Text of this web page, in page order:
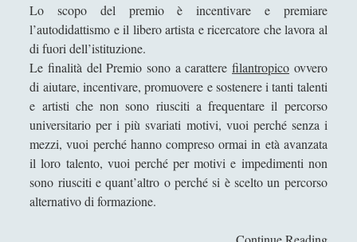
► Libri Recensiti (441)
► Random(28)
Ironia(7)
► Un Po’ Di Narrativa(7)
Attualità (12)
► Azione Filosofica (4)
► Cinema e Serie(15)
Lo scopo del premio è incentivare e premiare
l’autodidattismo e il libero artista e ricercatore che lavora al
di fuori dell’istituzione.
Le finalità del Premio sono a caratterefilantropico ovvero
di aiutare, incentivare, promuovere e sostenere i tanti talenti
e artisti che non sono riusciti a frequentare il percorso
universitario per i più svariati motivi, vuoi perché senza i
mezzi, vuoi perché hanno compreso ormai in età avanzata
il loro talento, vuoi perché per motivi e impedimenti non
sono riusciti e quant’altro o perché si è scelto un percorso
alternativo di formazione.